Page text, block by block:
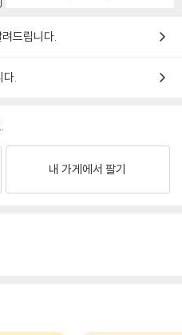
드립니다.
.
내 가게에서 팔기